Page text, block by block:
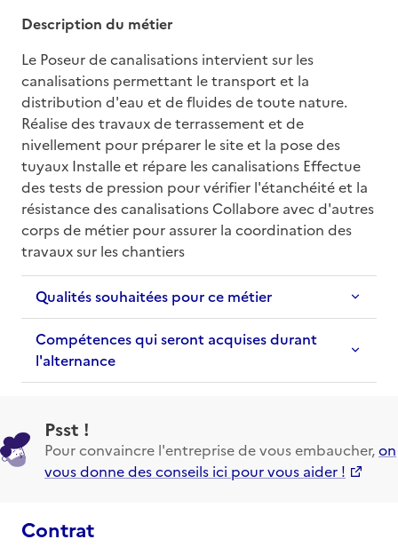
Description du métier
Le Poseur de canalisations intervient sur les
canalisations permettant le transport et la
distribution d'eau et de fluides de toute nature.
Réalise des travaux de terrassement et de
nivellement pour préparer le site et la pose des
tuyaux Installe et répare les canalisations Effectue
des tests de pression pour vérifier l'étanchéité et la
résistance des canalisations Collabore avec d'autres
corps de métier pour assurer la coordination des
travaux sur les chantiers
Qualités souhaitées pour ce métier
Compétences qui seront acquises durant
l'alternance
Psst !
Pour convaincre l'entreprise de vous embaucher,on
vous donne des conseils ici pour vous aider !
Contrat